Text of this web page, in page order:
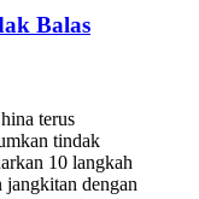
Balas
terus
tindak
10 langkah
jangkitan dengan